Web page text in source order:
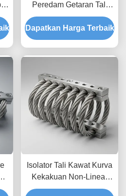
Peredam Getaran Tali
Kawat Tanpa Creep,
Gesekan Bebas Oli,
Peredam untuk
Dapatkan Harga Terbaik
Isolator Tali Kawat Kurva
Kekakuan Non-Linear
JGX-2228D-665B